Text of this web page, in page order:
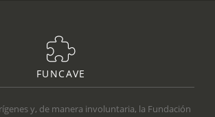
FUNCAVE
y, de manera involuntaria, la Fundación